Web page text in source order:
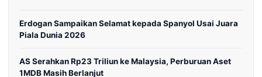
Erdogan Sampaikan Selamat kepada Spanyol Usai Juara
Piala Dunia 2026
AS Serahkan Rp23 Triliun ke Malaysia, Perburuan Aset
1MDB Masih Berlanjut